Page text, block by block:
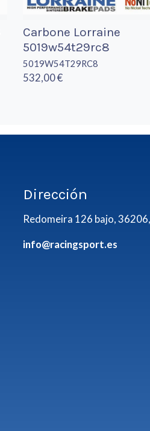
Carbone Lorraine
5019w54t29rc8
5019W54T29RC8
532,00 €
Dirección
Redomeira 126 bajo,
info@racingsport.es